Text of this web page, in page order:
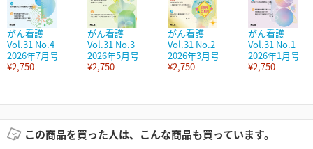
がん看護
Vol.31 No.4
2026年7月号
¥2,750
がん看護
Vol.31 No.3
2026年5月号
¥2,750
がん看護
Vol.31 No.2
2026年3月号
¥2,750
がん看護
Vol.31 No.1
2026年1月号
¥2,750
この商品を買った人は、こんな商品も買っています。